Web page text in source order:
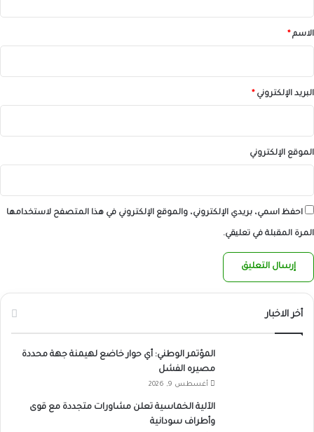
*الاسم *
البريد الإلكتروني *
الموقع الإلكتروني
احفظ اسمي، بريدي الإلكتروني، والموقع الإلكتروني في هذا المتصفح لاستخدامها
المرة المقبلة في تعليقي.
أخر الاخبار
المؤتمر الوطني: أي حوار خاضع لهيمنة جهة محددة
مصيره الفشل
أغسطس 9, 2026
الآلية الخماسية تعلن مشاورات متجددة مع قوى
وأطراف سودانية